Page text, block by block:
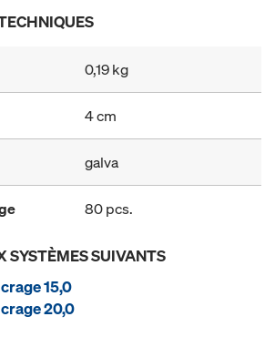
0,19 kg
4 cm
galva
80 pcs.
SYSTÈMES SUIVANTS
15,0
20,0